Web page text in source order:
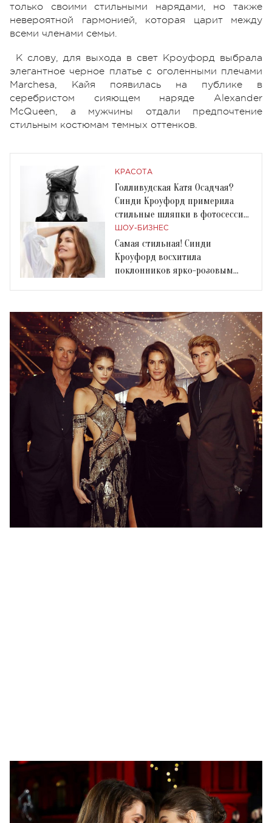
только своими стильными нарядами, но также
невероятной гармонией, которая царит между
всеми членами семьи.
К слову, для выхода в свет Кроуфорд выбрала
элегантное черное платье с оголенными плечами
Marchesa, Кайя появилась на публике в
серебристом сияющем наряде Alexander
McQueen, а мужчины отдали предпочтение
стильным костюмам темных оттенков.
КРАСОТА
Голливудская Катя Осадчая?
Синди Кроуфорд примерила
стильные шляпки в фотосессии
для глянца
ШОУ-БИЗНЕС
Самая стильная! Синди
Кроуфорд восхитила
поклонников ярко-розовым